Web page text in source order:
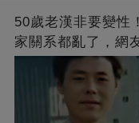
50歲老漢非要變性
家關系都亂了，網